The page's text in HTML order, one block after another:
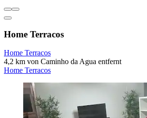
Home Terracos
Home Terracos
4,2 km von Caminho da Agua entfernt
Home Terracos